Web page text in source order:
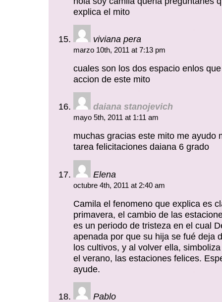
explica el mito
viviana pera
marzo 10th, 2011 at 7:13 pm
cuales son los dos espacio enlos
accion de este mito
daiana stanojevich
mayo 5th, 2011 at 1:11 am
muchas gracias este mito me ayudo
tarea felicitaciones daiana 6 grado
Elena
octubre 4th, 2011 at 2:40 am
Camila el fenomeno que explica es
primavera, el cambio de las
es un periodo de tristeza en el cual
apenada por que su hija se fué deja
los cultivos, y al volver ella,
el verano, las estaciones felices.
ayude.
Pablo